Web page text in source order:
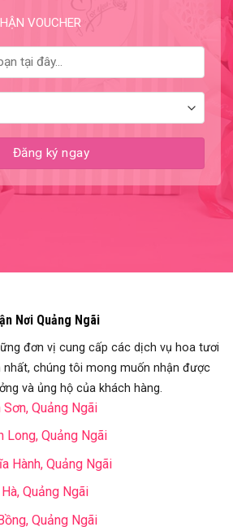
VOUCHER
Nơi Quảng Ngãi
đơn vị cung cấp các dịch vụ hoa tươi
nhất, chúng tôi mong muốn nhận được
và ủng hộ của khách hàng.
Quảng Ngãi
Long, Quảng Ngãi
Hành, Quảng Ngãi
Quảng Ngãi
Quảng Ngãi